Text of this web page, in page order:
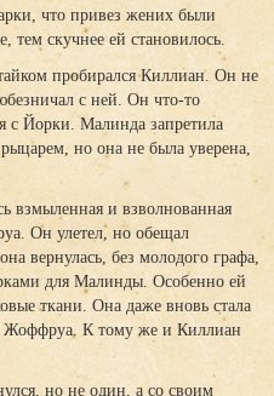
что привез жених были
тем скучнее ей становилось.
пробирался Киллиан. Он не
с ней. Он что-то
с Йорки. Малинда запретила
но она не была уверена,
взмыленная и взволнованная
Он улетел, но обещал
вернулась, без молодого графа,
для Малинды. Особенно ей
ткани. Она даже вновь стала
Жоффруа. К тому же и Киллиан
но не один, а со своим